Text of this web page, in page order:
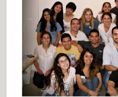
HACER
VIABLES
LOS
OBJETIVOS